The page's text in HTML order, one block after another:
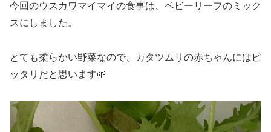
今回のウスカワマイマイの食事は、ベビーリーフのミック
スにしました。
とても柔らかい野菜なので、カタツムリの赤ちゃんにはピ
ッタリだと思います🌱